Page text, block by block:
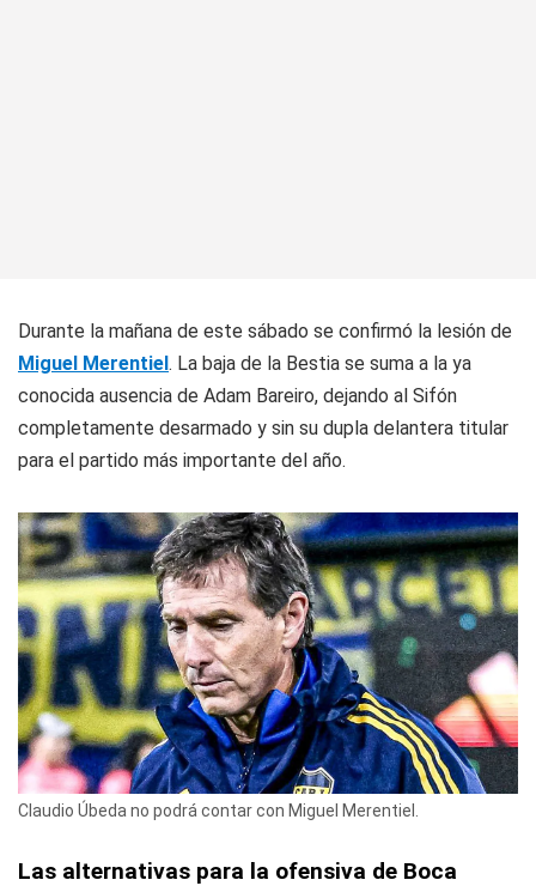
Durante la mañana de este sábado se confirmó la lesión de
Miguel Merentiel. La baja de la Bestia se suma a la ya
conocida ausencia de Adam Bareiro, dejando al Sifón
completamente desarmado y sin su dupla delantera titular
para el partido más importante del año.
Claudio Úbeda no podrá contar con Miguel Merentiel.
Las alternativas para la ofensiva de Boca